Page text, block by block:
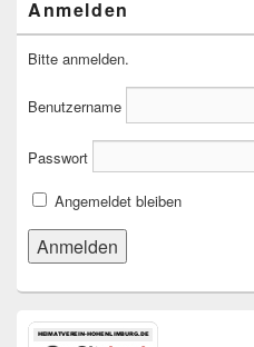
Anmelden
Bitte anmelden.
Benutzername
Passwort
Angemeldet bleiben